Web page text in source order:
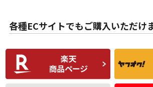
な中古品
C
比較的きれいな中古
品
C
残
各種ECサイトでもご購入いただけ